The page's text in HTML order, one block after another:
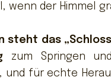
wenn der Himmel
steht das
zum Springen
und für echte